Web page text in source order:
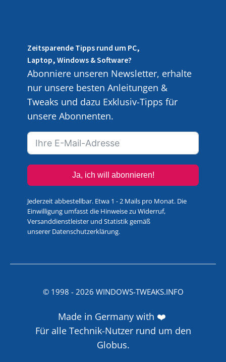
Zeitsparende Tipps rund um PC,
Laptop, Windows & Software?
Abonniere unseren Newsletter, erhalte
nur unsere besten Anleitungen &
Tweaks und dazu Exklusiv-Tipps für
unsere Abonnenten.
Ja, ich will abonnieren!
Jederzeit abbestellbar. Etwa 1 - 2 Mails pro Monat. Die
Einwilligung umfasst die Hinweise zu Widerruf,
Versanddienstleister und Statistik gemäß
unserer Datenschutzerklärung.
© 1998 - 2026 WINDOWS-TWEAKS.INFO
Made in Germany with ❤️
Für alle Technik-Nutzer rund um den
Globus.